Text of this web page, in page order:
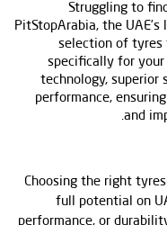
Struggling to
PitStopArabia, the
selection of tyres
specifically for your
technology, superior
performance,
and
Choosing the right
full potential on
performance, or